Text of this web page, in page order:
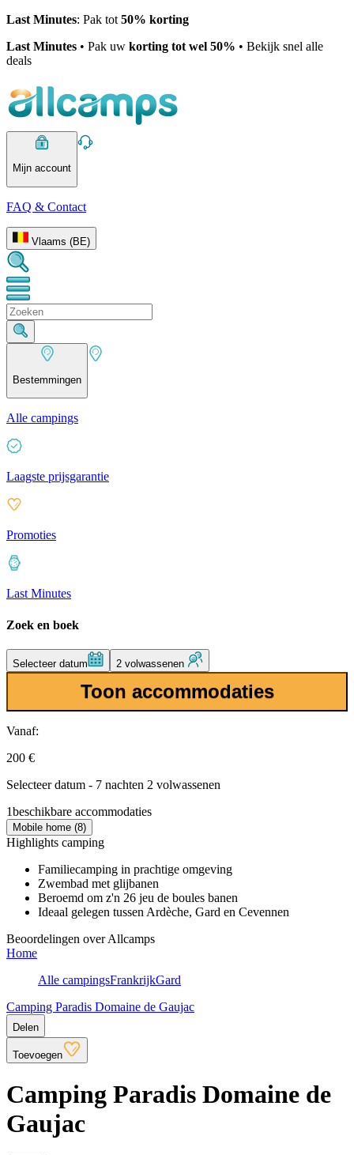
Last Minutes: Pak tot 50% korting
Last Minutes • Pak uw korting tot wel 50% • Bekijk snel alle
deals
Mijn account
FAQ & Contact
Vlaams (BE)
Bestemmingen
Alle campings
Laagste prijsgarantie
Promoties
Last Minutes
Zoek en boek
Selecteer datum 2 volwassenen
Toon accommodaties
Vanaf:
200 €
Selecteer datum - 7 nachten 2 volwassenen
1beschikbare accommodaties
Mobile home (8)
Highlights camping
Familiecamping in prachtige omgeving
Zwembad met glijbanen
Beroemd om z'n 26 jeu de boules banen
Ideaal gelegen tussen Ardèche, Gard en Cevennen
Beoordelingen over Allcamps
Home
Alle campingsFrankrijkGard
Camping Paradis Domaine de Gaujac
Delen
Toevoegen
Camping Paradis Domaine de
Gaujac